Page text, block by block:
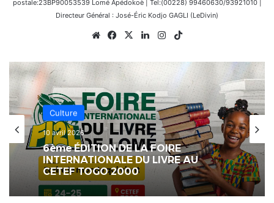
postale:23BP90053539 Lomé Apédokoè | Tel:(00228) 99460630/93921010 |
Directeur Général : José-Éric Kodjo GAGLI (LeDivin)
WebsiteFacebook
X LinkedinInstagram
Culture
10 avril 2026
6ème ÉDITION DE LA FOIRE
INTERNATIONALE DU LIVRE AU
CETEF TOGO 2000